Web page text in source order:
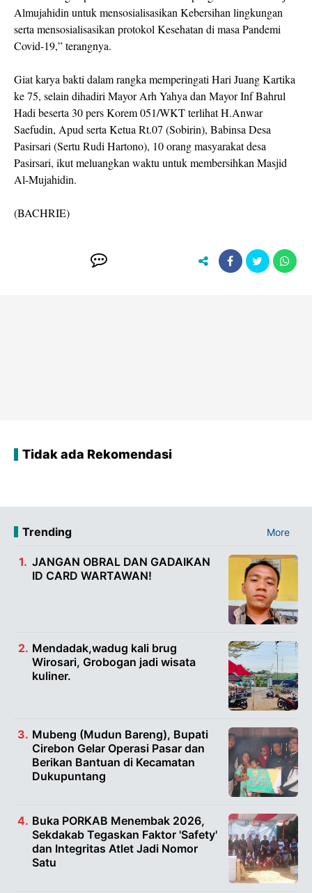
Almujahidin untuk mensosialisasikan Kebersihan lingkungan
serta mensosialisasikan protokol Kesehatan di masa Pandemi
Covid-19,” terangnya.
Giat karya bakti dalam rangka memperingati Hari Juang Kartika
ke 75, selain dihadiri Mayor Arh Yahya dan Mayor Inf Bahrul
Hadi beserta 30 pers Korem 051/WKT terlihat H.Anwar
Saefudin, Apud serta Ketua Rt.07 (Sobirin), Babinsa Desa
Pasirsari (Sertu Rudi Hartono), 10 orang masyarakat desa
Pasirsari, ikut meluangkan waktu untuk membersihkan Masjid
Al-Mujahidin.
(BACHRIE)
Tidak ada Rekomendasi
Trending More
JANGAN OBRAL DAN GADAIKAN
ID CARD WARTAWAN!
Mendadak,wadug kali brug
Wirosari, Grobogan jadi wisata
kuliner.
Mubeng (Mudun Bareng), Bupati
Cirebon Gelar Operasi Pasar dan
Berikan Bantuan di Kecamatan
Dukupuntang
Buka PORKAB Menembak 2026,
Sekdakab Tegaskan Faktor 'Safety'
dan Integritas Atlet Jadi Nomor
Satu